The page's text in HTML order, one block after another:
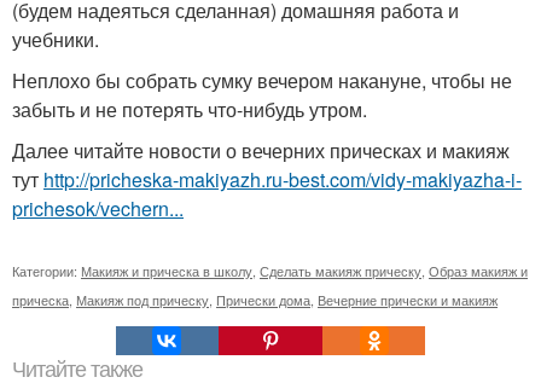
(будем надеяться сделанная) домашняя работа и
учебники.
Неплохо бы собрать сумку вечером накануне, чтобы не
забыть и не потерять что-нибудь утром.
Далее читайте новости о вечерних прическах и макияж
тут http://pricheska-makiyazh.ru-best.com/vidy-makiyazha-i-
prichesok/vechern...
Категории: Макияж и прическа в школу Сделать макияж прическу Образ макияж и
прическа Макияж под прическу Прически дома Вечерние прически и макияж
Читайте также